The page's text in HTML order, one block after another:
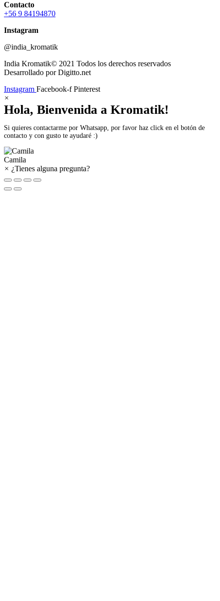
Contacto
+56 9 84194870
Instagram
@india_kromatik
India Kromatik© 2021 Todos los derechos reservados
Desarrollado por Digitto.net
Instagram Facebook-f Pinterest
×
Hola, Bienvenida a Kromatik!
Si quieres contactarme por Whatsapp, por favor haz click en el botón de
contacto y con gusto te ayudaré :)
Camila
× ¿Tienes alguna pregunta?